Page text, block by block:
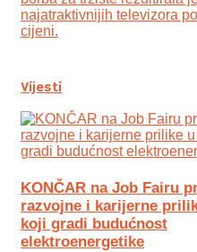
najatraktivnijih televizora
cijeni.
Vijesti
KONČAR na Job Fairu
razvojne i karijerne
koji gradi budućnost
elektroenergetike